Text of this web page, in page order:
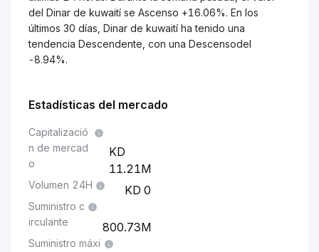
del Dinar de kuwaití se Ascenso +16.06%. En los
últimos 30 días, Dinar de kuwaití ha tenido una
tendencia Descendente, con una Descensodel
-8.94%.
Estadísticas del mercado
Capitalizació
n de mercad
o
11.21M
Volumen 24H 0
Suministro c
irculante
800.73M
Suministro máxi